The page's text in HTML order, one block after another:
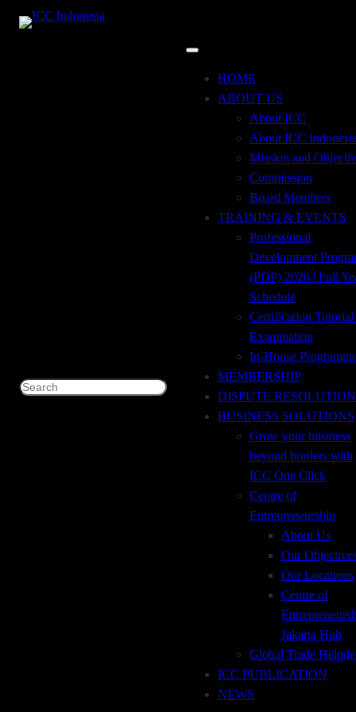
Search
HOME
ABOUT US
About ICC
About ICC
Mission and
Commission
Board Members
TRAINING & EVENTS
Professional
Development
(PDP) 2026 | Full
Schedule
Certification
Examination
In-House
MEMBERSHIP
DISPUTE RESOLUTION
BUSINESS SOLUTIONS
Grow your business
beyond borders with
ICC One Click
Centre of
Entrepreneurship
About Us
Our
Our Locations
Centre of
Jakarta Hub
Global Trade
ICC PUBLICATION
NEWS
Financial
Risk Management
ANALISA &
APLIKASI DEMAND
BERDASARKAN
URDG 758
DIREKTORI TRAINING TRADE FINANCE ANALISA
BERDASARKAN URDG 758 SEKILAS Menurut hasil
ICC Trade Finance Global Survey 2016, penggunaan
instrument penjaminan berupa Demand Guarantee masih
berkisar 8% untuk transaksi ekspor dan 8% untuk transaksi
impor dengan total 16% dari transaksi global trade finance.
Mayoritas pembukaan instrumen penjaminan masih berupa
GOLDEN RULES TO